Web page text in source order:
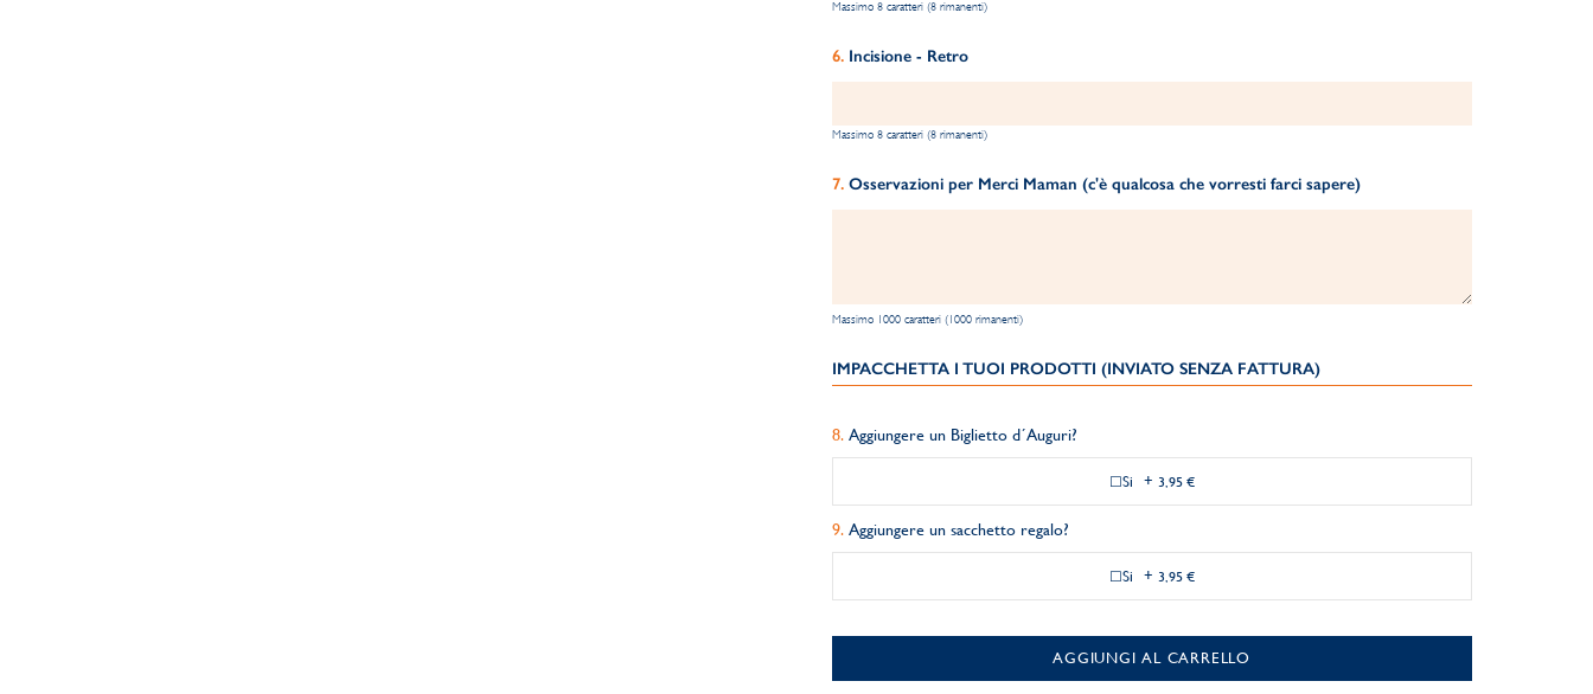
Massimo 8 caratteri (8 rimanenti)
Incisione - Retro
Massimo 8 caratteri (8 rimanenti)
Osservazioni per Merci Maman (c'è qualcosa che vorresti farci sapere)
Massimo 1000 caratteri (1000 rimanenti)
IMPACCHETTA I TUOI PRODOTTI (INVIATO SENZA FATTURA)
Aggiungere un Biglietto d´Auguri?
Si + 3,95 €
Aggiungere un sacchetto regalo?
Si + 3,95 €
AGGIUNGI AL CARRELLO